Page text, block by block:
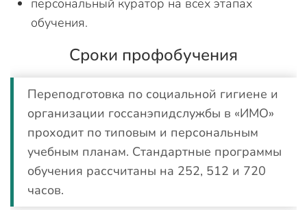
персональный куратор на всех этапах
обучения.
Сроки профобучения
Переподготовка по социальной гигиене и
организации госсанэпидслужбы в «ИМО»
проходит по типовым и персональным
учебным планам. Стандартные программы
обучения рассчитаны на 252, 512 и 720
часов.